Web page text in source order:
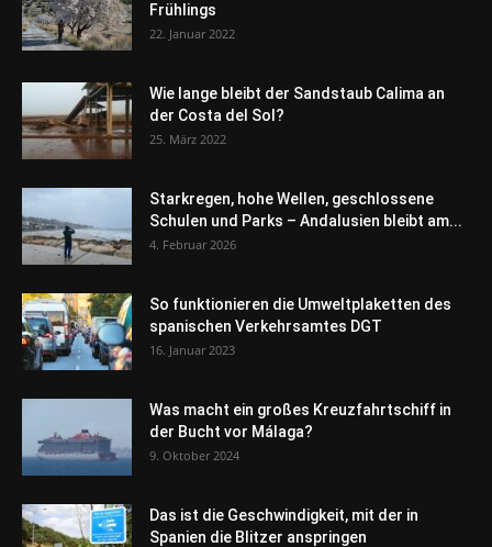
Frühlings
22. Januar 2022
Wie lange bleibt der Sandstaub Calima an
der Costa del Sol?
25. März 2022
Starkregen, hohe Wellen, geschlossene
Schulen und Parks – Andalusien bleibt am...
4. Februar 2026
So funktionieren die Umweltplaketten des
spanischen Verkehrsamtes DGT
16. Januar 2023
Was macht ein großes Kreuzfahrtschiff in
der Bucht vor Málaga?
9. Oktober 2024
Das ist die Geschwindigkeit, mit der in
Spanien die Blitzer anspringen